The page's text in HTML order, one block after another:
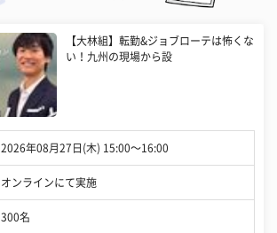
【大林組】転勤&ジョブローテは怖くな
い！九州の現場から設
2026年08月27日(木) 15:00〜16:00
オンラインにて実施
300名